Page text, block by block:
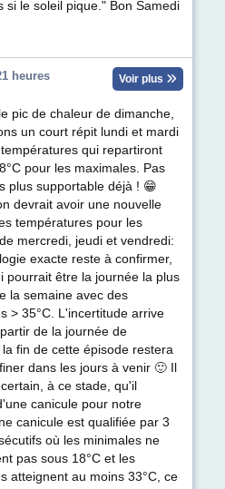
si le soleil pique." Bon Samedi
heures Voir plus
pic de chaleur de dimanche,
un court répit lundi et mardi
qui repartiront
pour les maximales. Pas
plus supportable déjà ! 😁
devrait avoir une nouvelle
températures pour les
mercredi, jeudi et vendredi:
exacte reste à confirmer,
pourrait être la journée la plus
la semaine avec des
> 35°C. L'incertitude arrive
de la journée de
fin de cette épisode restera
dans les jours à venir 🙂 Il
à ce stade, qu'il
canicule pour notre
canicule est qualifiée par 3
où les minimales ne
pas sous 18°C et les
atteignent au moins 33°C, ce